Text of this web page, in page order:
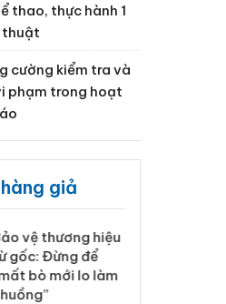
thao, thực hành 1
thuật
cường kiểm tra và
phạm trong hoạt
giả
vệ thương hiệu
gốc: Đừng để
bò mới lo làm